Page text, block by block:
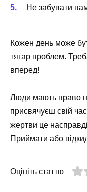
Не забувати
Кожен день може
тягар проблем.
вперед!
Люди мають право
присвячуєш свій
жертви це
Приймати або
Оцініть статтю